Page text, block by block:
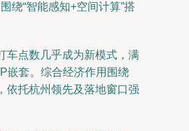
绕“智能感知+空间计算”搭
车点数几乎成为新模式，满
嵌套。综合经济作用围绕
依托杭州领先及落地窗口强